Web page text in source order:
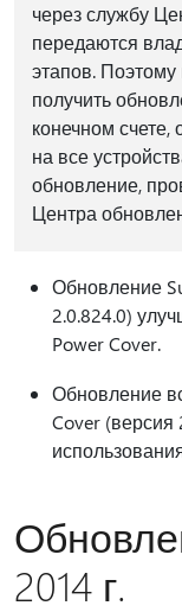
через службу
передаются
этапов. Поэтому
получить
конечном счете,
на все
обновление,
Центра
Обновление
2.0.824.0)
Power Cover.
Обновление
Cover (версия
2014 г.